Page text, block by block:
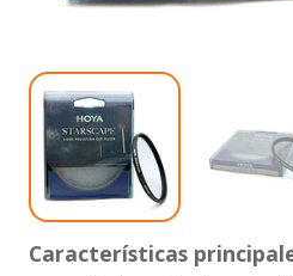
Características